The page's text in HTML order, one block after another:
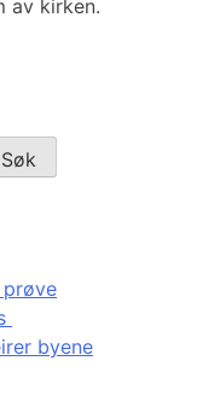
av kirken.
Søk
byene